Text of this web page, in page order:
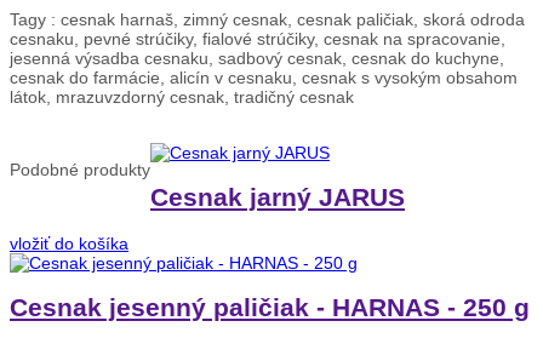
Tagy : cesnak harnaš, zimný cesnak, cesnak paličiak, skorá odroda
cesnaku, pevné strúčiky, fialové strúčiky, cesnak na spracovanie,
jesenná výsadba cesnaku, sadbový cesnak, cesnak do kuchyne,
cesnak do farmácie, alicín v cesnaku, cesnak s vysokým obsahom
látok, mrazuvzdorný cesnak, tradičný cesnak
Podobné produkty
Cesnak jarný JARUS
vložiť do košíka
Cesnak jesenný paličiak - HARNAS - 250 g